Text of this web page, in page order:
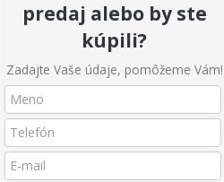
predaj alebo by ste
kúpili?
Zadajte Vaše údaje, pomôžeme Vám!